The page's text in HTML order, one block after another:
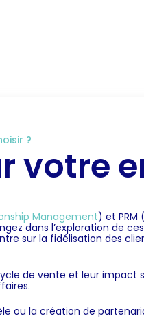
?
votre
Management) et
dans l’exploration de
sur la fidélisation des
de vente et leur
ou la création de